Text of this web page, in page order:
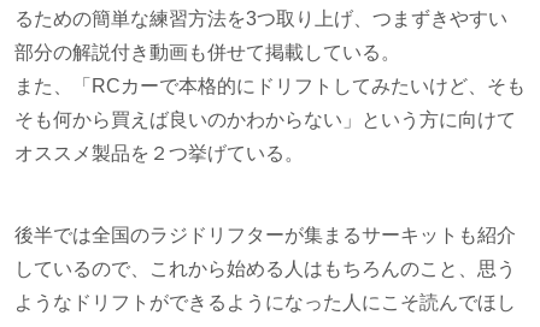
るための簡単な練習方法を3つ取り上げ、つまずきやすい
部分の解説付き動画も併せて掲載している。
また、「RCカーで本格的にドリフトしてみたいけど、そも
そも何から買えば良いのかわからない」という方に向けて
オススメ製品を２つ挙げている。
後半では全国のラジドリフターが集まるサーキットも紹介
しているので、これから始める人はもちろんのこと、思う
ようなドリフトができるようになった人にこそ読んでほし